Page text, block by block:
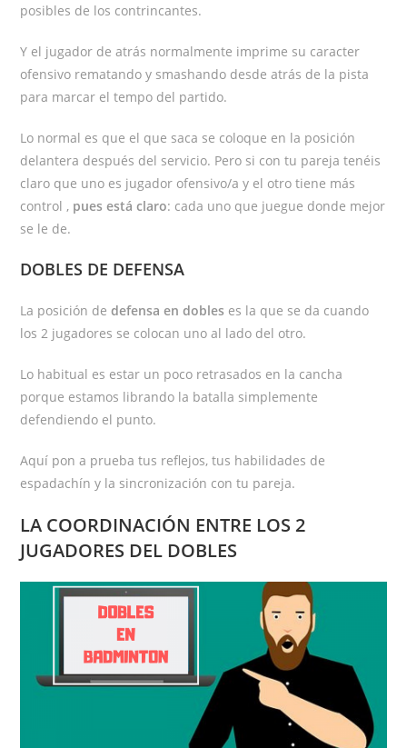
posibles de los contrincantes.
Y el jugador de atrás normalmente imprime su caracter
ofensivo rematando y smashando desde atrás de la pista
para marcar el tempo del partido.
Lo normal es que el que saca se coloque en la posición
delantera después del servicio. Pero si con tu pareja tenéis
claro que uno es jugador ofensivo/a y el otro tiene más
control , pues está claro: cada uno que juegue donde mejor
se le de.
DOBLES DE DEFENSA
La posición dedefensa en dobles es la que se da cuando
los 2 jugadores se colocan uno al lado del otro.
Lo habitual es estar un poco retrasados en la cancha
porque estamos librando la batalla simplemente
defendiendo el punto.
Aquí pon a prueba tus reflejos, tus habilidades de
espadachín y la sincronización con tu pareja.
LA COORDINACIÓN ENTRE LOS 2
JUGADORES DEL DOBLES